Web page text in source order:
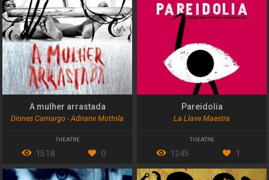
A mulher arrastada
Diones Camargo - Adriane Mottola
THEATRE
1518 0
Pareidolia
La Llave Maestra
THEATRE
1245 1